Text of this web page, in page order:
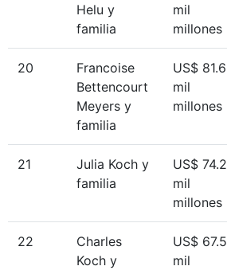
Helu y
familia
mil
millones
20
Francoise
Bettencourt
Meyers y
familia
US$ 81.6
mil
millones
21
Julia Koch y
familia
US$ 74.2
mil
millones
22
Charles
Koch y
US$ 67.5
mil